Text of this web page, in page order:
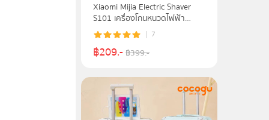
Xiaomi Mijia Electric Shaver
S101 เครื่องโกนหนวดไฟฟ้า
อัจฉริยะ - ประกัน 1 ปี
7
฿209.-฿399.-